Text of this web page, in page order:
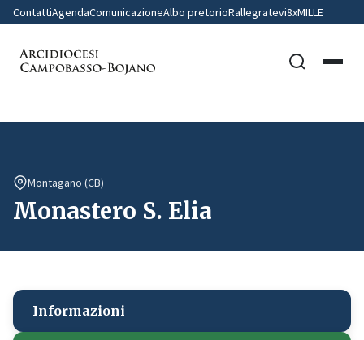
ContattiAgendaComunicazioneAlbo pretorioRallegratevi8xMILLE
Montagano (CB)
Monastero S. Elia
Informazioni